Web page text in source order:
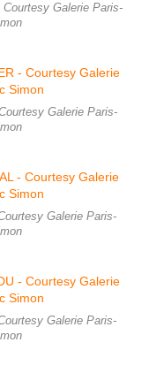
Galerie Paris-
Galerie Paris-
Galerie Paris-
Galerie Paris-